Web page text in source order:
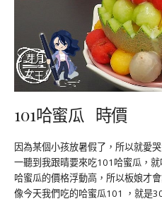
101哈蜜瓜 時價
因為某個小孩放暑假了，所以就愛
一聽到我跟晴要來吃101哈蜜瓜，
哈蜜瓜的價格浮動高，所以板娘才
像今天我們吃的哈蜜瓜101 ，就是